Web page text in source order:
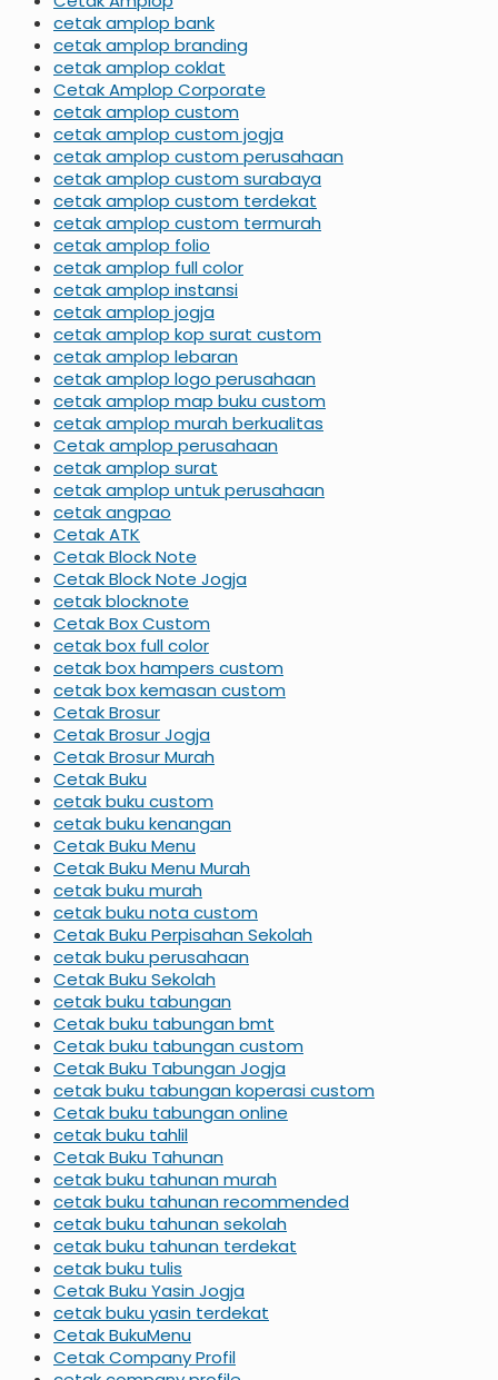
cetak amplop bank
cetak amplop branding
cetak amplop coklat
Cetak Amplop Corporate
cetak amplop custom
cetak amplop custom jogja
cetak amplop custom perusahaan
cetak amplop custom surabaya
cetak amplop custom terdekat
cetak amplop custom termurah
cetak amplop folio
cetak amplop full color
cetak amplop instansi
cetak amplop jogja
cetak amplop kop surat custom
cetak amplop lebaran
cetak amplop logo perusahaan
cetak amplop map buku custom
cetak amplop murah berkualitas
Cetak amplop perusahaan
cetak amplop surat
cetak amplop untuk perusahaan
cetak angpao
Cetak ATK
Cetak Block Note
Cetak Block Note Jogja
cetak blocknote
Cetak Box Custom
cetak box full color
cetak box hampers custom
cetak box kemasan custom
Cetak Brosur
Cetak Brosur Jogja
Cetak Brosur Murah
Cetak Buku
cetak buku custom
cetak buku kenangan
Cetak Buku Menu
Cetak Buku Menu Murah
cetak buku murah
cetak buku nota custom
Cetak Buku Perpisahan Sekolah
cetak buku perusahaan
Cetak Buku Sekolah
cetak buku tabungan
Cetak buku tabungan bmt
Cetak buku tabungan custom
Cetak Buku Tabungan Jogja
cetak buku tabungan koperasi custom
Cetak buku tabungan online
cetak buku tahlil
Cetak Buku Tahunan
cetak buku tahunan murah
cetak buku tahunan recommended
cetak buku tahunan sekolah
cetak buku tahunan terdekat
cetak buku tulis
Cetak Buku Yasin Jogja
cetak buku yasin terdekat
Cetak BukuMenu
Cetak Company Profil